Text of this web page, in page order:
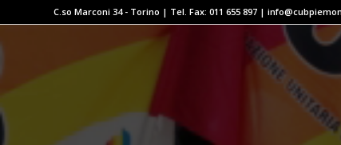
C.so Marconi 34 - Torino | Tel. Fax: 011 655 897 |